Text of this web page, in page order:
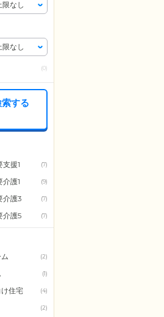
(0)
する
支援1 (7)
介護1 (9)
介護3 (7)
介護5 (7)
(2)
(1)
住宅 (4)
(2)